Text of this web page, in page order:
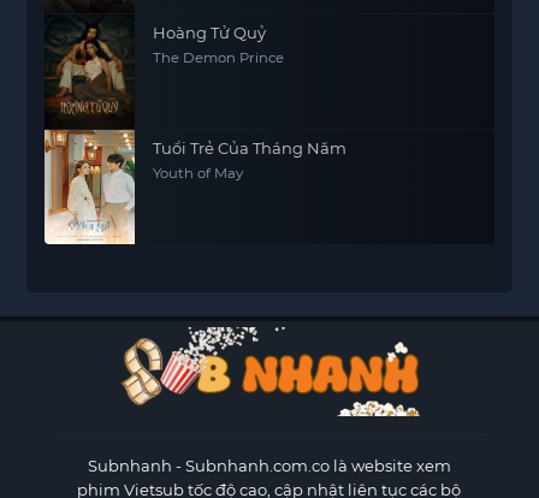
Hoàng Tử Quỷ
The Demon Prince
Tuổi Trẻ Của Tháng Năm
Youth of May
Subnhanh - Subnhanh.com.co là website xem
phim Vietsub tốc độ cao, cập nhật liên tục các bộ